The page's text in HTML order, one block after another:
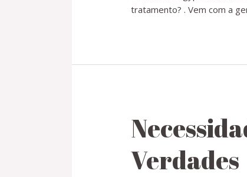
tratamento? . Vem com a
Verdades